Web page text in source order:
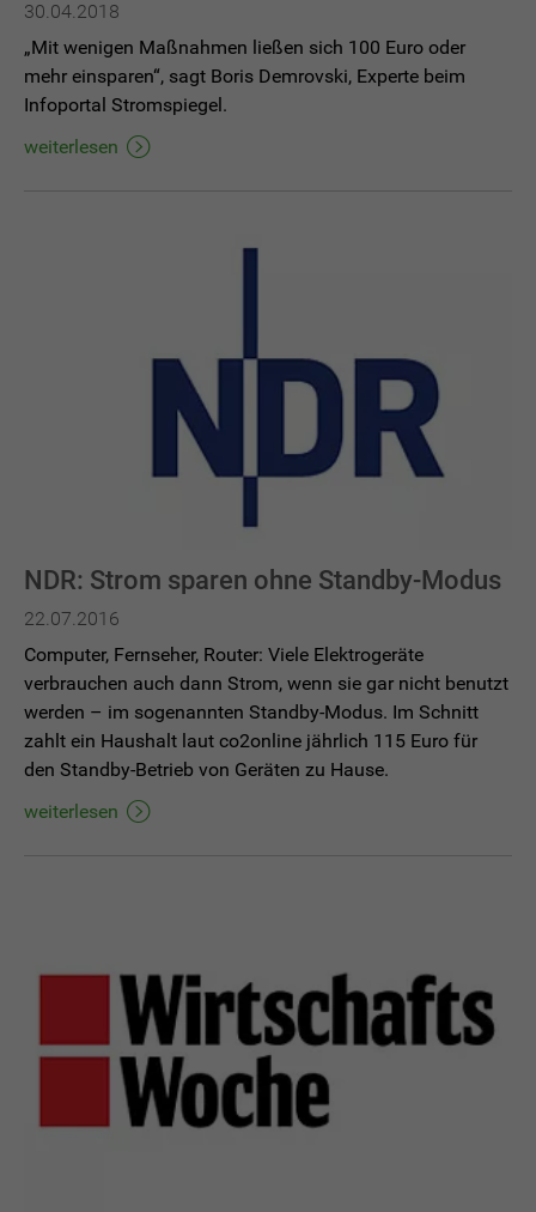
30.04.2018
„Mit wenigen Maßnahmen ließen sich 100 Euro oder
mehr einsparen“, sagt Boris Demrovski, Experte beim
Infoportal Stromspiegel.
weiterlesen
NDR: Strom sparen ohne Standby-Modus
22.07.2016
Computer, Fernseher, Router: Viele Elektrogeräte
verbrauchen auch dann Strom, wenn sie gar nicht benutzt
werden – im sogenannten Standby-Modus. Im Schnitt
zahlt ein Haushalt laut co2online jährlich 115 Euro für
den Standby-Betrieb von Geräten zu Hause.
weiterlesen